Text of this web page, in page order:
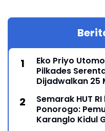
Eko Priyo
Pilkades
Dijadwalkan 25
Semarak HUT
Ponorogo:
Karanglo Kidul